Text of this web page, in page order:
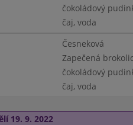
čokoládový
čaj, voda
Česneková
Zapečená
čokoládový
čaj, voda
19. 9. 2022